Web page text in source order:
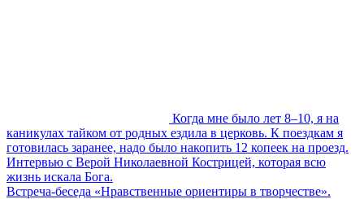
Когда мне было лет 8–10, я на
каникулах тайком от родных ездила в церковь. К поездкам я
готовилась заранее, надо было накопить 12 копеек на проезд.
Интервью с Верой Николаевной Кострицей, которая всю
жизнь искала Бога.
Встреча-беседа «Нравственные ориентиры в творчестве».